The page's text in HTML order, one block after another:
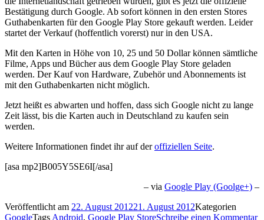
Bestätigung durch Google. Ab sofort können in den ersten Stores
Guthabenkarten für den Google Play Store gekauft werden. Leider
startet der Verkauf (hoffentlich vorerst) nur in den USA.
Mit den Karten in Höhe von 10, 25 und 50 Dollar können sämtliche
Filme, Apps und Bücher aus dem Google Play Store geladen
werden. Der Kauf von Hardware, Zubehör und Abonnements ist
mit den Guthabenkarten nicht möglich.
Jetzt heißt es abwarten und hoffen, dass sich Google nicht zu lange
Zeit lässt, bis die Karten auch in Deutschland zu kaufen sein
werden.
Weitere Informationen findet ihr auf deroffiziellen Seite.
[asa mp2]B005Y5SE6I[/asa]
– via Google Play (Goolge+) –
Veröffentlicht am 22. August 201221. August 2012Kategorien
GoogleTags Android, Google Play StoreSchreibe einen Kommentar